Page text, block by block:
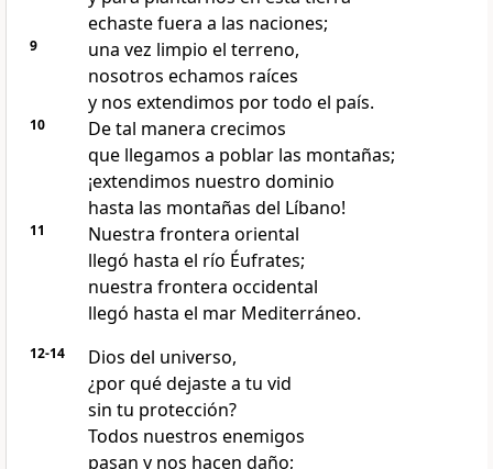
echaste fuera a las naciones;
9
una vez limpio el terreno,
nosotros echamos raíces
y nos extendimos por todo el país.
10
De tal manera crecimos
que llegamos a poblar las montañas;
¡extendimos nuestro dominio
hasta las montañas del Líbano!
11
Nuestra frontera oriental
llegó hasta el río Éufrates;
nuestra frontera occidental
llegó hasta el mar Mediterráneo.
12-14
Dios del universo,
¿por qué dejaste a tu vid
sin tu protección?
Todos nuestros enemigos
pasan y nos hacen daño;